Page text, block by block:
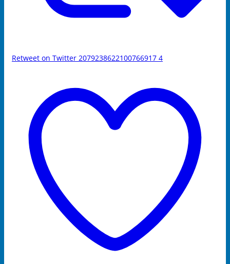
Retweet on Twitter 2079238622100766917 4